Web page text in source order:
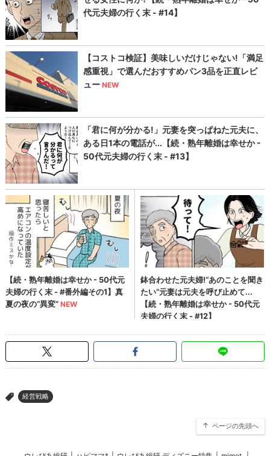
> 経営戦略
ページの先頭へ